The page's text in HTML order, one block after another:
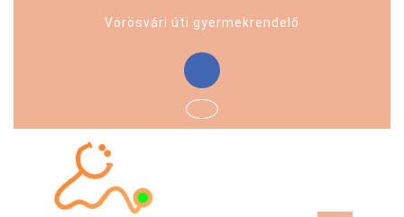
Vörösvári úti gyermekrendelő
Facebook